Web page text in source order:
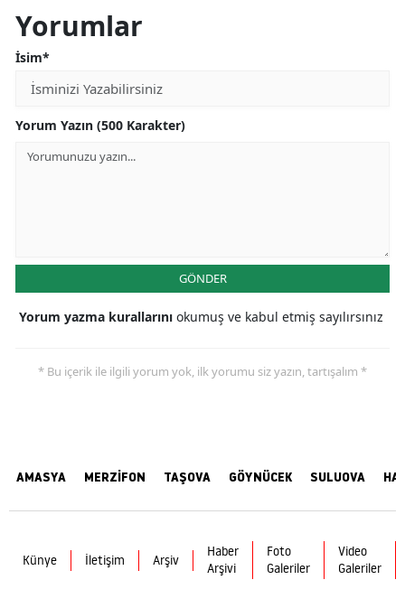
Yorumlar
İsim*
Yorum Yazın (500 Karakter)
GÖNDER
Yorum yazma kurallarını okumuş ve kabul etmiş sayılırsınız
* Bu içerik ile ilgili yorum yok, ilk yorumu siz yazın, tartışalım *
AMASYA MERZİFON TAŞOVA GÖYNÜCEK SULUOVA
Künye İletişim Arşiv
Haber
Arşivi
Foto
Galeriler
Video
Galeriler